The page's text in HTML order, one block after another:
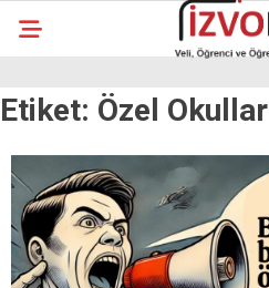
Etiket: Özel Okullar